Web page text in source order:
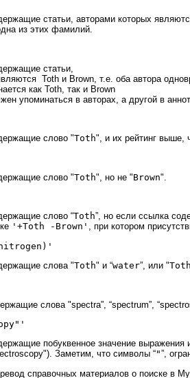
статьи, авторами которых
из этих фамилий.
статьи,
Toth и Brown, т.е. оба автора
как Toth, так и Brown
упоминаться в авторах, а другой в
слово "Toth", и их рейтинг выше,
слово "Toth", но не "Brown".
слово “Toth”, но если ссылка
'+Toth - Brown ' , при котором
слова "Toth" и “water”, или "Toth
слова "spectra”, “spectrum”, “
"'
побуквенное значение выражения
Заметим, что символы “"”,
справочных материалов о поиске в